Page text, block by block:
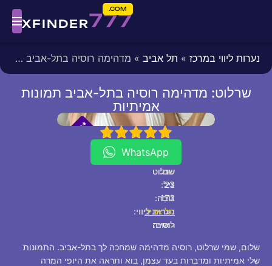
777
XFINDER
COM.
נערות ליווי במרכז » תל אביב » מדהימה רוסיה בתל-אביב תמונות אמיתיות
שרלוט: מדהימה רוסיה בתל-אביב תמונות
אמיתיות
fixed
*
P
*
[/fixed]
5
WhatsApp
שם:
שרלוט
גיל:
23
גוֹבַה:
173
נערות ליווי:
תל אביב
לאום:
רוסייה
שלום, שמי שרלוט, רוסיה מדהימה שמחכה לך בתל-אביב. התמונות
שלי אמיתיות ומדברות בעד עצמן, בוא ותראה את היופי המרה